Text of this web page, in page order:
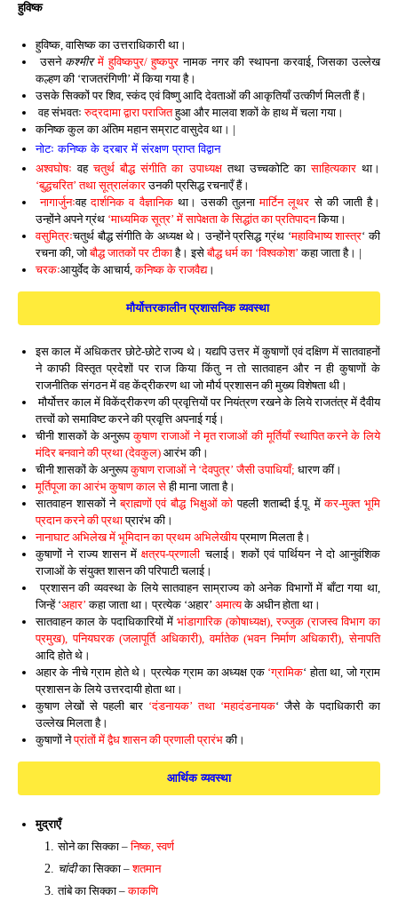
हुविष्क
हुविष्क, वासिष्क का उत्तराधिकारी था।
उसने कश्मीरमें हुविष्कपुर/ हुष्कपुर नामक नगर की स्थापना करवाई, जिसका उल्लेख
कल्हण की ‘राजतरंगिणी’ में किया गया है।
उसके सिक्कों पर शिव, स्कंद एवं विष्णु आदि देवताओं की आकृतियाँ उत्कीर्ण मिलती हैं।
वह संभवतःरुद्रदामा द्वारा पराजितहुआ और मालवा शकों के हाथ में चला गया।
कनिष्क कुल का अंतिम महान सम्राट वासुदेव था। |
नोटः कनिष्क के दरबार में संरक्षण प्राप्त विद्वान
अश्वघोषःवहचतुर्थ बौद्ध संगीति का उपाध्यक्षतथा उच्चकोटि कासाहित्यकारथा।
‘बुद्धचरित’ तथा सूत्रालंकारउनकी प्रसिद्ध रचनाएँ हैं।
नागार्जुनःवहदार्शनिक व वैज्ञानिकथा। उसकी तुलनामार्टिन लूथर से की जाती है।
उन्होंने अपने ग्रंथ ‘माध्यमिक सूत्र’ में सापेक्षता के सिद्धांत का प्रतिपादनकिया।
वसुमित्रःचतुर्थ बौद्ध संगीति के अध्यक्ष थे। उन्होंने प्रसिद्ध ग्रंथ ‘महाविभाष्य शास्त्र‘ की
रचना की, जोबौद्ध जातकों पर टीकाहै। इसेबौद्ध धर्म का ‘विश्वकोश’ कहा जाता है। |
चरकःआयुर्वेद के आचार्य,कनिष्क के राजवैद्य।
मौर्योत्तरकालीन प्रशासनिक व्यवस्था
इस काल में अधिकतर छोटे-छोटे राज्य थे। यद्यपि उत्तर में कुषाणों एवं दक्षिण में सातवाहनों
ने काफी विस्तृत प्रदेशों पर राज किया किंतु न तो सातवाहन और न ही कुषाणों के
राजनीतिक संगठन में वह केंद्रीकरण था जो मौर्य प्रशासन की मुख्य विशेषता थी।
मौर्योत्तर काल में विकेंद्रीकरण की प्रवृत्तियों पर नियंत्रण रखने के लिये राजतंत्र में दैवीय
तत्त्वों को समाविष्ट करने की प्रवृत्ति अपनाई गई।
चीनी शासकों के अनुरूपकुषाण राजाओं ने मृत राजाओं की मूर्तियाँ स्थापित करने के लिये
मंदिर बनवाने की प्रथा (देवकुल) आरंभ की।
चीनी शासकों के अनुरूपकुषाण राजाओं ने ‘देवपुत्र’ जैसी उपाधियाँ; धारण कीं।
मूर्तिपूजा का आरंभ कुषाण काल सेही माना जाता है।
सातवाहन शासकों नेब्राह्मणों एवं बौद्ध भिक्षुओं को पहली शताब्दी ई.पू. मेंकर-मुक्त भूमि
प्रदान करने की प्रथाप्रारंभ की।
नानाघाट अभिलेख में भूमिदान का प्रथम अभिलेखीयप्रमाण मिलता है।
कुषाणों ने राज्य शासन मेंक्षत्रप-प्रणाली चलाई। शकों एवं पार्थियन ने दो आनुवंशिक
राजाओं के संयुक्त शासन की परिपाटी चलाई।
प्रशासन की व्यवस्था के लिये सातवाहन साम्राज्य को अनेक विभागों में बाँटा गया था,
जिन्हें ‘अहार’ कहा जाता था। प्रत्येक ‘अहार’ अमात्यके अधीन होता था।
सातवाहन काल के पदाधिकारियों में भांडागारिक (कोषाध्यक्ष), रज्जुक (राजस्व विभाग का
प्रमुख), पनियघरक (जलापूर्ति अधिकारी), वर्मातेक (भवन निर्माण अधिकारी), सेनापति
आदि होते थे।
अहार के नीचे ग्राम होते थे। प्रत्येक ग्राम का अध्यक्ष एक ‘ग्रामिक‘ होता था, जो ग्राम
प्रशासन के लिये उत्तरदायी होता था।
कुषाण लेखों से पहली बार ‘दंडनायक’ तथा ‘महादंडनायक‘ जैसे के पदाधिकारी का
उल्लेख मिलता है।
कुषाणों नेप्रांतों में द्वैध शासन की प्रणाली प्रारंभकी।
आर्थिक व्यवस्था
मुद्राएँ
सोने का सिक्का –निष्क, स्वर्ण
चांदीका सिक्का –शतमान
तांबे का सिक्का –काकणि